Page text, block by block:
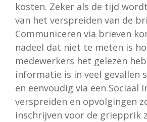
kosten. Zeker als de tijd
van het verspreiden van de
Communiceren via brieven
nadeel dat niet te meten is
medewerkers het gelezen
informatie is in veel gevallen
en eenvoudig via een Sociaal
verspreiden en opvolgingen
inschrijven voor de griepprik